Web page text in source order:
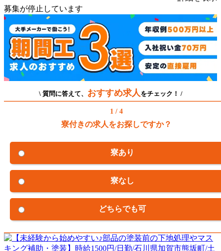
募集が停止しています
\ 質問に答えて、 おすすめ求人 をチェック！ /
1 / 4
寮付きの求人をお探しですか？
寮あり
寮なし
どちらでも可